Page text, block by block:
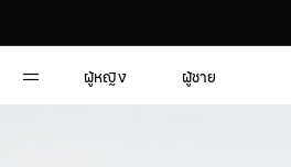
ผู้หญิง ผู้ชาย